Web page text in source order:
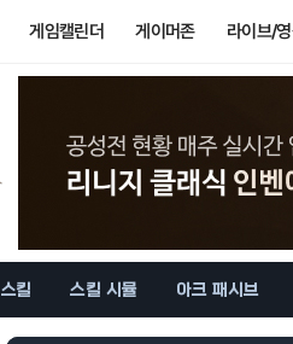
게임캘린더 게이머존 라이브/
스킬 스킬 시뮬 아크 패시브